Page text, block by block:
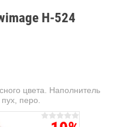
Н-524
цвета. Наполнитель
перо.